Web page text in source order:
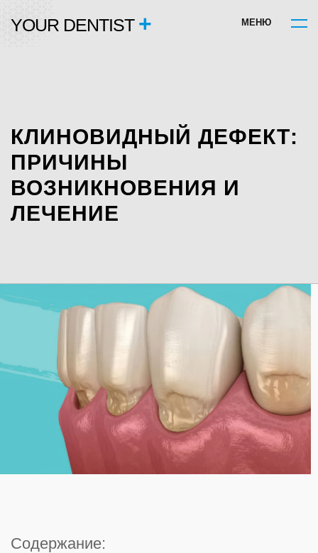
YOUR DENTIST + М ЕН Ю
КЛИНОВИДНЫЙ ДЕФЕКТ:
ПРИЧИНЫ
ВОЗНИКНОВЕНИЯ И
ЛЕЧЕНИЕ
Содержание: